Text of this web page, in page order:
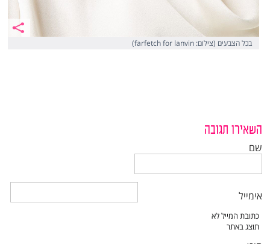
בכל הצבעים (צילום: farfetch for lanvin)
השאירו תגובה
שם
אימייל